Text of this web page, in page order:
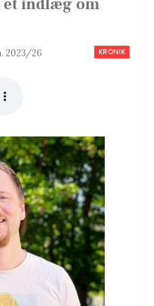
et indlæg om
KRONIK
2023/26